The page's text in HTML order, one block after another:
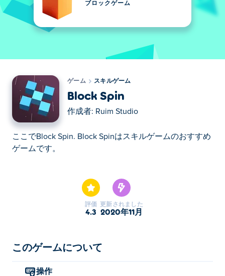
ブロックゲーム
ゲーム スキルゲーム
Block Spin
作成者: Ruim Studio
ここでBlock Spin. Block Spinはスキルゲームのおすすめ
ゲームです。
評価
4.3
更新されました
2020年11月
このゲームについて
操作